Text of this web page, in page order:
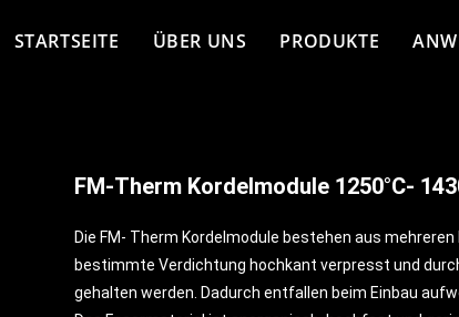
STARTSEITE ÜBER UNS PRODUKTE
FM-Therm Kordelmodule 1250°C-
Die FM- Therm Kordelmodule bestehen aus
bestimmte Verdichtung hochkant verpresst und
gehalten werden. Dadurch entfallen beim Einbau